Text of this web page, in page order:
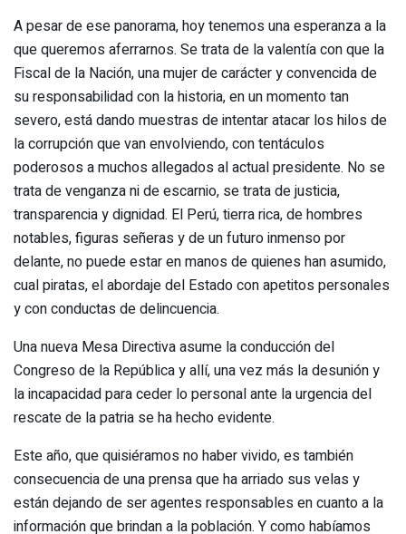
A pesar de ese panorama, hoy tenemos una esperanza a la
que queremos aferrarnos. Se trata de la valentía con que la
Fiscal de la Nación, una mujer de carácter y convencida de
su responsabilidad con la historia, en un momento tan
severo, está dando muestras de intentar atacar los hilos de
la corrupción que van envolviendo, con tentáculos
poderosos a muchos allegados al actual presidente. No se
trata de venganza ni de escarnio, se trata de justicia,
transparencia y dignidad. El Perú, tierra rica, de hombres
notables, figuras señeras y de un futuro inmenso por
delante, no puede estar en manos de quienes han asumido,
cual piratas, el abordaje del Estado con apetitos personales
y con conductas de delincuencia.
Una nueva Mesa Directiva asume la conducción del
Congreso de la República y allí, una vez más la desunión y
la incapacidad para ceder lo personal ante la urgencia del
rescate de la patria se ha hecho evidente.
Este año, que quisiéramos no haber vivido, es también
consecuencia de una prensa que ha arriado sus velas y
están dejando de ser agentes responsables en cuanto a la
información que brindan a la población. Y como habíamos